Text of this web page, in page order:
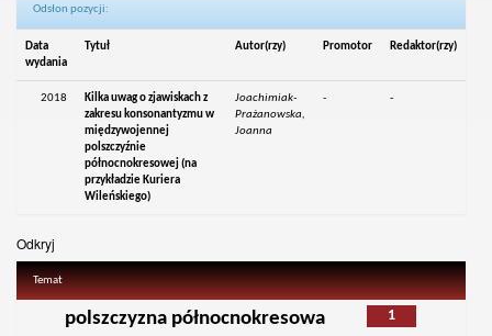
Odsłon pozycji:
Data
wydania
Tytuł Autor(rzy) Promotor Redaktor(rzy)
2018
Kilka uwag o zjawiskach z
zakresu konsonantyzmu w
międzywojennej
polszczyźnie
północnokresowej (na
przykładzie Kuriera
Wileńskiego)
Joachimiak-
Prażanowska,
Joanna
- -
Odkryj
Temat
1
polszczyzna północnokresowa